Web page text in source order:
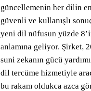
güncellemenin her dilin
güvenli ve kullanışlı
yeni dil nüfusun yüzde
anlamına geliyor. Şirket,
suni zekanın gücü
dil tercüme hizmetiyle
bu rakam oldukca azca